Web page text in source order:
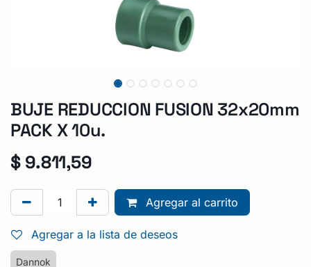
BUJE REDUCCION FUSION 32x20mm
PACK X 10u.
$ 9.811,59
Agregar al carrito
Agregar a la lista de deseos
Dannok